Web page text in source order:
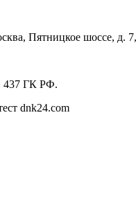
Пятницкое шоссе,
437 ГК РФ.
dnk24.com